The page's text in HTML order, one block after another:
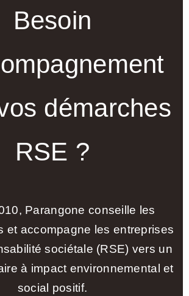
Besoin
démarches
RSE ?
Parangone conseille les
et accompagne les entreprises
sociétale (RSE) vers un
à impact environnemental et
social positif.